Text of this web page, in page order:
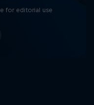
for editorial use